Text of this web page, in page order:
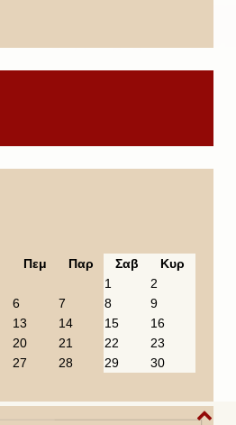
Πεμ Παρ Σαβ
Κυρ
1
2
6 7 8
9
13 14 15
16
20 21 22
23
27 28 29
30